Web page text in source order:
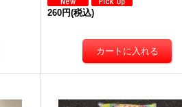
260円(税込)